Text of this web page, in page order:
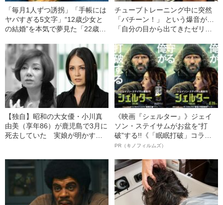
「毎月1人ずつ誘拐」「手帳には
ヤバすぎる5文字」“12歳少女と
の結婚”を本気で夢見た「22歳男
チューブトレーニング中に突然
「バチーン！」 という爆音が…
「自分の目から出てきたゼリー
いました」柿谷や宇佐美ともプ
レーした“サッカー選手”が視覚障
害を負った“恐怖の瞬間”を明かす
【独自】昭和の大女優・小川真
由美（享年86）が鹿児島で3月に
死去していた 実娘が明かす
《映画『シェルター』》ジェイ
ソン・ステイサムがお盆を“打
破”する!!《「眠眠打破」コラ
ボ》
PR（キノフィルムズ）